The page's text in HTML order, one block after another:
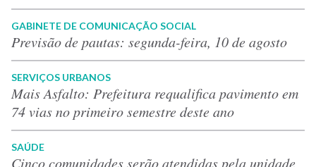
GABINETE DE COMUNICAÇÃO SOCIAL
Previsão de pautas: segunda-feira, 10 de agosto
SERVIÇOS URBANOS
Mais Asfalto: Prefeitura requalifica pavimento em
74 vias no primeiro semestre deste ano
SAÚDE
Cinco comunidades serão atendidas pela unidade